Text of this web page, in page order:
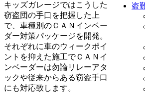
キッズガレージではこうした
窃盗団の手口を把握した上
で、車種別のＣＡＮインベー
ダー対策パッケージを開発。
それぞれに車のウィークポイ
ントを抑えた施工でＣＡＮイ
ンベーダーは勿論リレーアタ
ックや従来からある窃盗手口
にも対応致します。
盗